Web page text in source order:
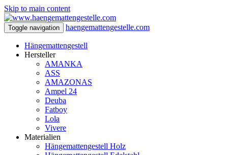
Skip to main content
Toggle navigation haengemattengestelle.com
Hängemattengestell
Hersteller
AMANKA
ASS
AMAZONAS
Ampel 24
Deuba
Fatboy
Lola
Vivere
Materialien
Hängemattengestell Holz